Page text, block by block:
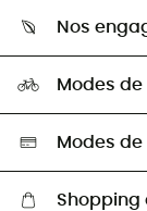
Guide des tailles
Seconde Main
Aide & Contact
HardGuides
Nos
Sélection éco-
Modes
Modes
Shopping